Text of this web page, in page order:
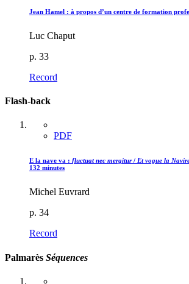
Jean Hamel : à propos d’un centre de formation
Luc Chaput
p. 33
Record
Flash-back
PDF
E la nave va : fluctuat nec mergitur/ Et vogue la
132 minutes
Michel Euvrard
p. 34
Record
Palmarès Séquences